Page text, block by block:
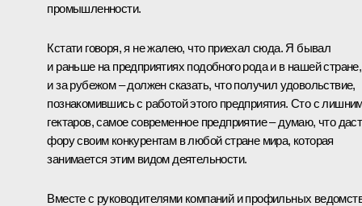
промышленности.
Кстати говоря, я не жалею, что приехал сюда. Я бывал
и раньше на предприятиях подобного рода и в нашей стране,
и за рубежом – должен сказать, что получил удовольствие,
познакомившись с работой этого предприятия. Сто с
гектаров, самое современное предприятие – думаю, что даст
фору своим конкурентам в любой стране мира, которая
занимается этим видом деятельности.
Вместе с руководителями компаний и профильных